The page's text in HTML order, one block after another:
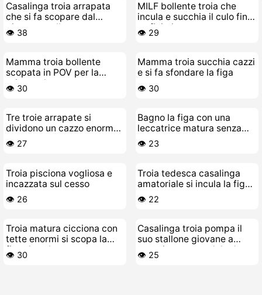
Casalinga troia arrapata
che si fa scopare dal
giovane stallone
👁️ 38
MILF bollente troia che
incula e succhia il culo fino
a sfinirsi
👁️ 29
Mamma troia bollente
scopata in POV per la
prima volta
👁️ 30
Mamma troia succhia cazzi
e si fa sfondare la figa
👁️ 30
Tre troie arrapate si
dividono un cazzo enorme
in una scopata di gruppo
bollente
👁️ 27
Bagno la figa con una
leccatrice matura senza
vergogna
👁️ 23
Troia pisciona vogliosa e
incazzata sul cesso
👁️ 26
Troia tedesca casalinga
amatoriale si incula la figa
da sola
👁️ 22
Troia matura cicciona con
tette enormi si scopa la
figa da sola
👁️ 30
Casalinga troia pompa il
suo stallone giovane a
pecorina scopandolo duro
👁️ 25